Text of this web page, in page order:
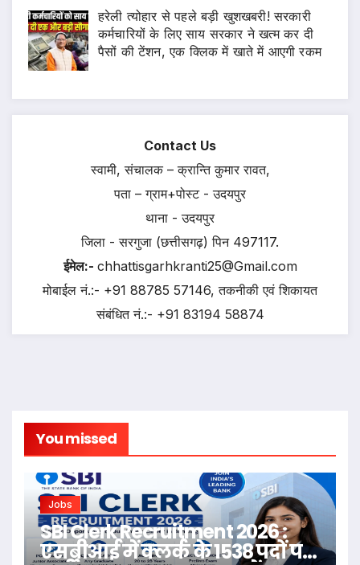
हरेली त्योहार से पहले बड़ी खुशखबरी! सरकारी
कर्मचारियों के लिए साय सरकार ने खत्म कर दी
पैसों की टेंशन, एक क्लिक में खाते में आएगी रकम
Contact Us
स्वामी, संचालक – क्रान्ति कुमार रावत,
पता – ग्राम+पोस्ट - उदयपुर
थाना - उदयपुर
जिला - सरगुजा (छत्तीसगढ़) पिन 497117.
ईमेल:- chhattisgarhkranti25@Gmail.com
मोबाईल नं.:- +91 88785 57146, तकनीकी एवं शिकायत
संबंधित नं.:- +91 83194 58874
You missed
Jobs
SBI Clerk Recruitment 2026 :
एसबीआई में क्लर्क के 1538 पदों पर